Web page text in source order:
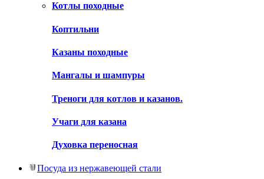
Котлы походные
Коптильни
Казаны походные
Мангалы и шампуры
Треноги для котлов и казанов.
Учаги для казана
Духовка переносная
Посуда из нержавеющей стали